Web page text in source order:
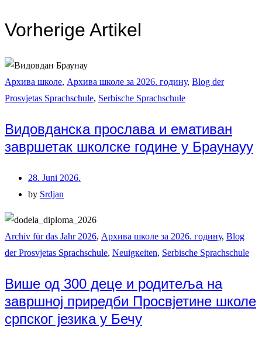
Vorherige Artikel
Архива школе, Архива школе за 2026. годину, Blog der
Prosvjetas Sprachschule, Serbische Sprachschule
Видовданска прослава и емативан
завршетак школске године у Браунауу
28. Juni 2026.
by Srdjan
Archiv für das Jahr 2026, Архива школе за 2026. годину, Blog
der Prosvjetas Sprachschule, Neuigкeiten, Serbische Sprachschule
Више од 300 деце и родитеља на
завршној приредби Просвјетине школе
српског језика у Бечу